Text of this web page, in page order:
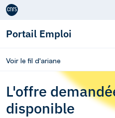
Aller au contenu
Portail Emploi
Voir le fil d'ariane
L'offre
disponible